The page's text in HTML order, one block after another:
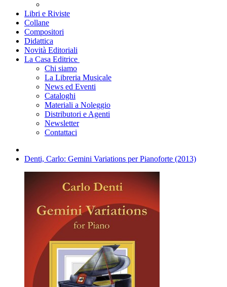
Libri e Riviste
Collane
Compositori
Didattica
Novità Editoriali
La Casa Editrice
Chi siamo
La Libreria Musicale
News ed Eventi
Cataloghi
Materiali a Noleggio
Distributori e Agenti
Newsletter
Contattaci
Denti, Carlo: Gemini Variations per Pianoforte (2013)